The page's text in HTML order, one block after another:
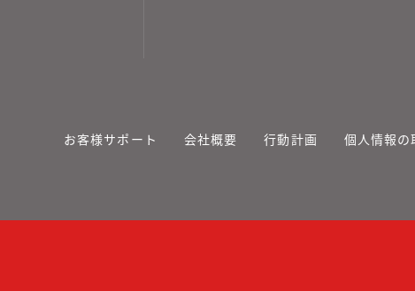
お客様サポート 会社概要 行動計画 個人情報の